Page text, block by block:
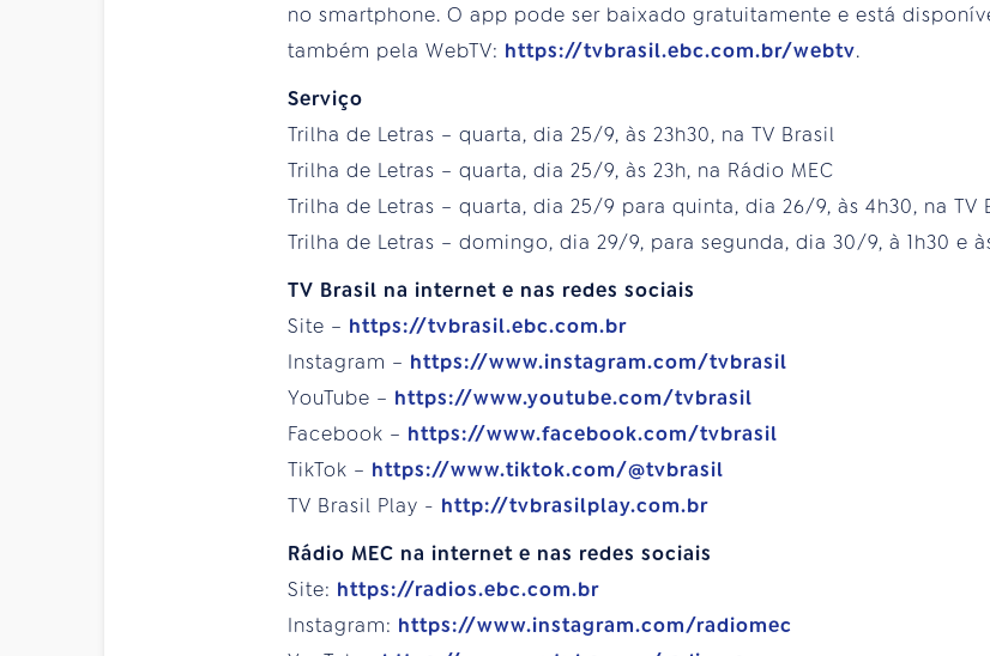
no smartphone. O app pode ser baixado gratuitamente e está
também pela WebTV: https://tvbrasil.ebc.com.br/webtv.
Serviço
Trilha de Letras – quarta, dia 25/9, às 23h30, na TV Brasil
Trilha de Letras – quarta, dia 25/9, às 23h, na Rádio MEC
Trilha de Letras – quarta, dia 25/9 para quinta, dia 26/9, às 4h30, na TV
Trilha de Letras – domingo, dia 29/9, para segunda, dia 30/9, à 1h30 e
TV Brasil na internet e nas redes sociais
Site – https://tvbrasil.ebc.com.br
Instagram – https://www.instagram.com/tvbrasil
YouTube – https://www.youtube.com/tvbrasil
Facebook – https://www.facebook.com/tvbrasil
TikTok – https://www.tiktok.com/@tvbrasil
TV Brasil Play - http://tvbrasilplay.com.br
Rádio MEC na internet e nas redes sociais
Site: https://radios.ebc.com.br
Instagram: https://www.instagram.com/radiomec